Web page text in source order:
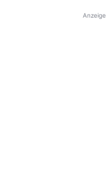
Anzeige